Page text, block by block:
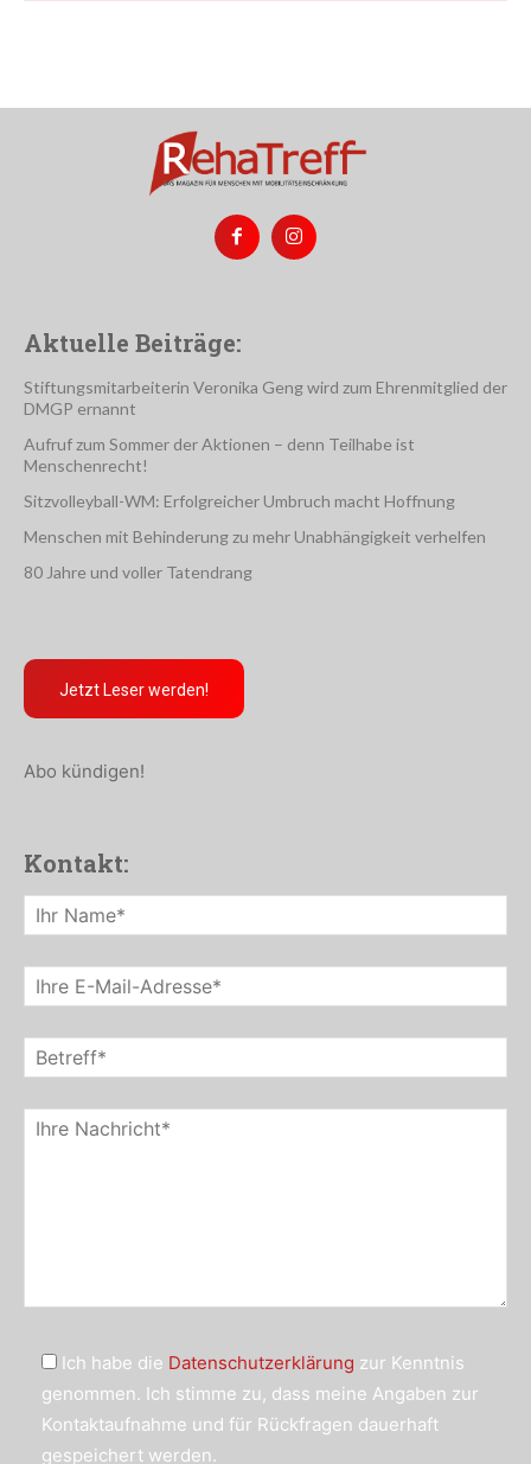
Aktuelle Beiträge:
Stiftungsmitarbeiterin Veronika Geng wird zum Ehrenmitglied der
DMGP ernannt
Aufruf zum Sommer der Aktionen – denn Teilhabe ist
Menschenrecht!
Sitzvolleyball-WM: Erfolgreicher Umbruch macht Hoffnung
Menschen mit Behinderung zu mehr Unabhängigkeit verhelfen
80 Jahre und voller Tatendrang
Jetzt Leser werden!
Abo kündigen!
Kontakt:
Ich habe die Datenschutzerklärung zur Kenntnis
genommen. Ich stimme zu, dass meine Angaben zur
Kontaktaufnahme und für Rückfragen dauerhaft
gespeichert werden.